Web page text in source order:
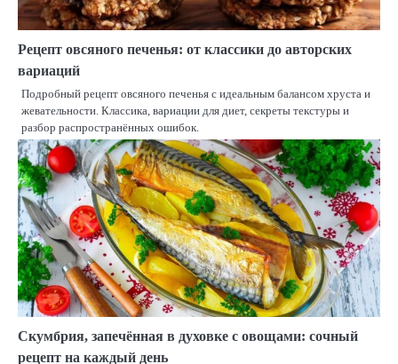
Рецепт овсяного печенья: от классики до авторских
вариаций
Подробный рецепт овсяного печенья с идеальным балансом хруста и
жевательности. Классика, вариации для диет, секреты текстуры и
разбор распространённых ошибок.
Скумбрия, запечённая в духовке с овощами: сочный
рецепт на каждый день